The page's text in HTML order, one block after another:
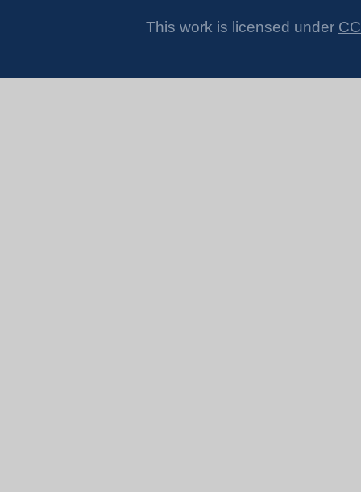
This work is licensed under